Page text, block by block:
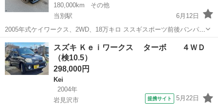
180,000km
その他
当別駅
6月12日
2005年式ケイワークス、2WD、18万キロ ススギスポーツ前後バンパ
ー、純正もある HKSブローオフバルブ タービン社外 毒キノコ 前置き
インタークーラー スズキスポーツPCM書き換え 済み 車高調 神風 中
間スズキスポ...
北海道 石狩郡 当別駅 エンジン
スズキ Ｋｅｉワークス ターボ ４ＷＤ
（検10.5）
298,000円
Kei
2004年
岩見沢市
提携サイト 5月22日